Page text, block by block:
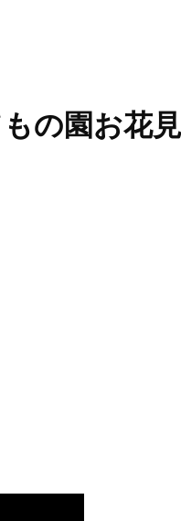
の園お花見